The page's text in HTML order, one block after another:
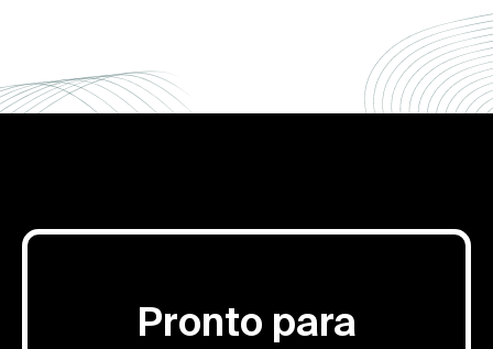
Pronto para